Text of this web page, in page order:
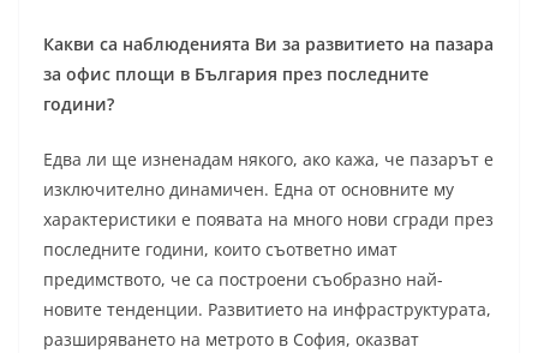
Какви са наблюденията Ви за развитието на пазара
за офис площи в България през последните
години?
Едва ли ще изненадам някого, ако кажа, че пазарът е
изключително динамичен. Една от основните му
характеристики е появата на много нови сгради през
последните години, които съответно имат
предимството, че са построени съобразно най-
новите тенденции. Развитието на инфраструктурата,
разширяването на метрото в София, оказват